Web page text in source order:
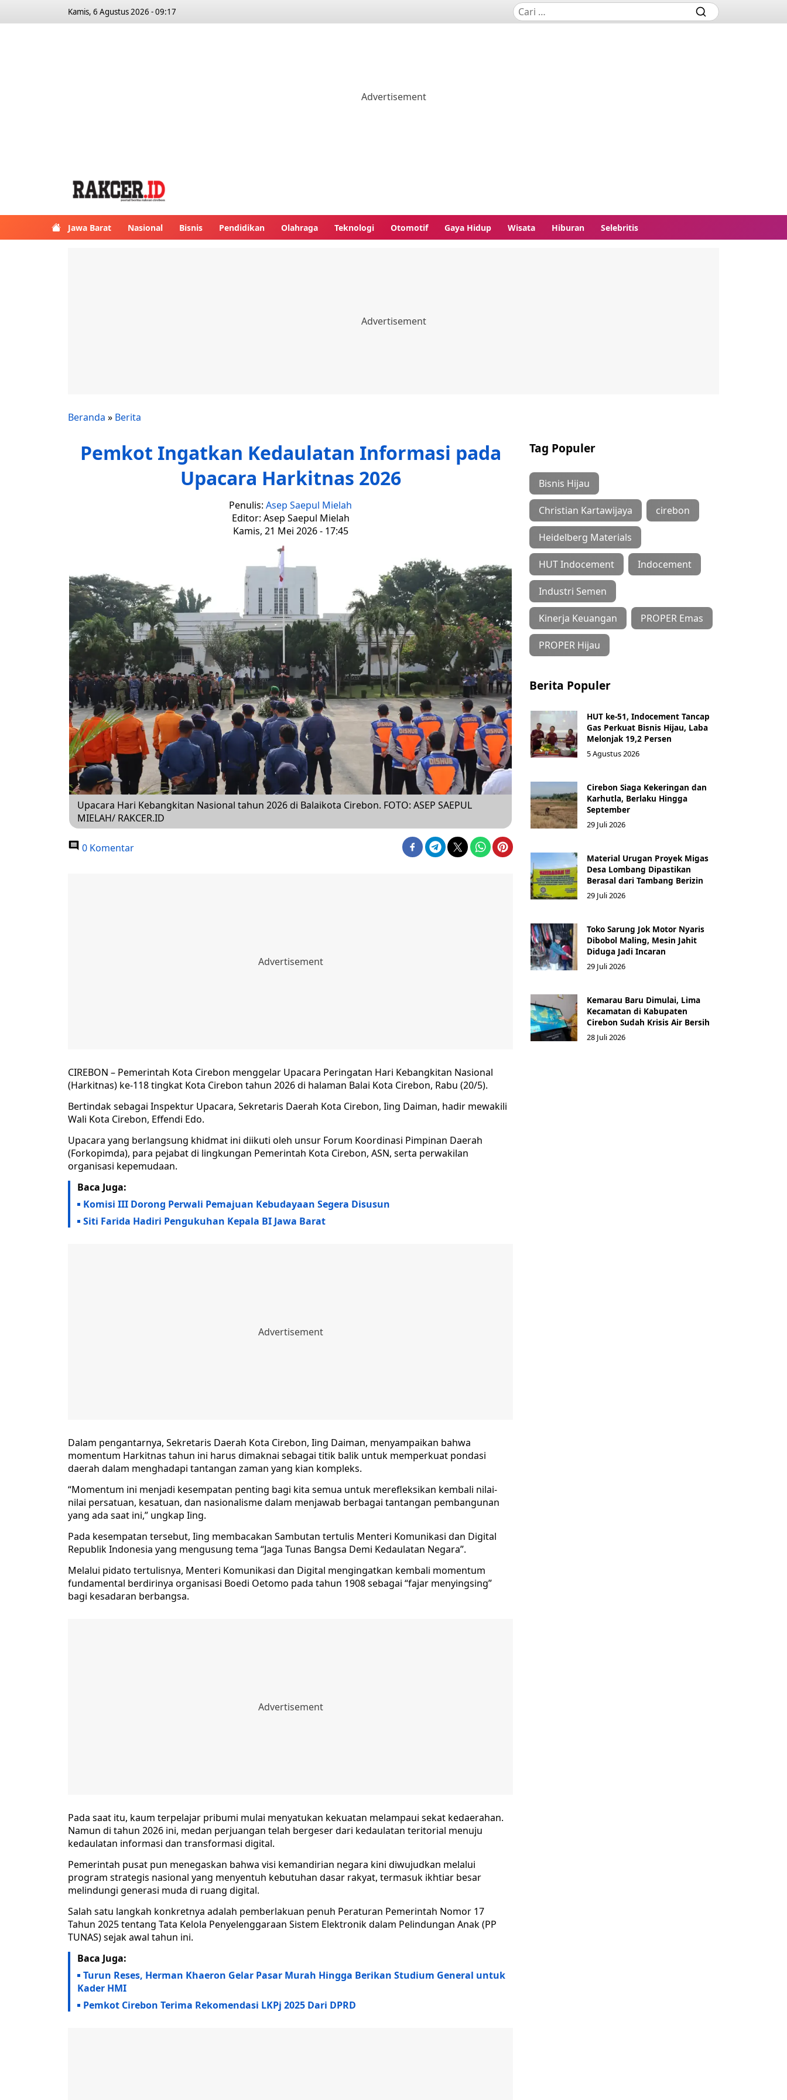
Kamis, 6 Agustus 2026 - 09:17
Jawa Barat Nasional Bisnis Pendidikan Olahraga Teknologi Otomotif Gaya Hidup Wisata Hiburan Selebritis
Beranda » Berita
Pemkot Ingatkan Kedaulatan Informasi pada
Upacara Harkitnas 2026
Penulis: Asep Saepul Mielah
Editor: Asep Saepul Mielah
Kamis, 21 Mei 2026 - 17:45
Upacara Hari Kebangkitan Nasional tahun 2026 di Balaikota Cirebon. FOTO: ASEP SAEPUL
MIELAH/ RAKCER.ID
0 Komentar
CIREBON – Pemerintah Kota Cirebon menggelar Upacara Peringatan Hari Kebangkitan Nasional
(Harkitnas) ke-118 tingkat Kota Cirebon tahun 2026 di halaman Balai Kota Cirebon, Rabu (20/5).
Bertindak sebagai Inspektur Upacara, Sekretaris Daerah Kota Cirebon, Iing Daiman, hadir mewakili
Wali Kota Cirebon, Effendi Edo.
Upacara yang berlangsung khidmat ini diikuti oleh unsur Forum Koordinasi Pimpinan Daerah
(Forkopimda), para pejabat di lingkungan Pemerintah Kota Cirebon, ASN, serta perwakilan
organisasi kepemudaan.
Baca Juga:
Komisi III Dorong Perwali Pemajuan Kebudayaan Segera Disusun
Siti Farida Hadiri Pengukuhan Kepala BI Jawa Barat
Dalam pengantarnya, Sekretaris Daerah Kota Cirebon, Iing Daiman, menyampaikan bahwa
momentum Harkitnas tahun ini harus dimaknai sebagai titik balik untuk memperkuat pondasi
daerah dalam menghadapi tantangan zaman yang kian kompleks.
“Momentum ini menjadi kesempatan penting bagi kita semua untuk merefleksikan kembali nilai-
nilai persatuan, kesatuan, dan nasionalisme dalam menjawab berbagai tantangan pembangunan
yang ada saat ini,” ungkap Iing.
Pada kesempatan tersebut, Iing membacakan Sambutan tertulis Menteri Komunikasi dan Digital
Republik Indonesia yang mengusung tema “Jaga Tunas Bangsa Demi Kedaulatan Negara”.
Melalui pidato tertulisnya, Menteri Komunikasi dan Digital mengingatkan kembali momentum
fundamental berdirinya organisasi Boedi Oetomo pada tahun 1908 sebagai “fajar menyingsing”
bagi kesadaran berbangsa.
Pada saat itu, kaum terpelajar pribumi mulai menyatukan kekuatan melampaui sekat kedaerahan.
Namun di tahun 2026 ini, medan perjuangan telah bergeser dari kedaulatan teritorial menuju
kedaulatan informasi dan transformasi digital.
Pemerintah pusat pun menegaskan bahwa visi kemandirian negara kini diwujudkan melalui
program strategis nasional yang menyentuh kebutuhan dasar rakyat, termasuk ikhtiar besar
melindungi generasi muda di ruang digital.
Salah satu langkah konkretnya adalah pemberlakuan penuh Peraturan Pemerintah Nomor 17
Tahun 2025 tentang Tata Kelola Penyelenggaraan Sistem Elektronik dalam Pelindungan Anak (PP
TUNAS) sejak awal tahun ini.
Baca Juga:
Turun Reses, Herman Khaeron Gelar Pasar Murah Hingga Berikan Studium General untuk
Kader HMI
Pemkot Cirebon Terima Rekomendasi LKPj 2025 Dari DPRD
Tag Populer
Bisnis Hijau
Christian Kartawijaya cirebon
Heidelberg Materials
HUT Indocement Indocement
Industri Semen
Kinerja Keuangan PROPER Emas
PROPER Hijau
Berita Populer
HUT ke-51, Indocement Tancap
Gas Perkuat Bisnis Hijau, Laba
Melonjak 19,2 Persen
5 Agustus 2026
Cirebon Siaga Kekeringan dan
Karhutla, Berlaku Hingga
September
29 Juli 2026
Material Urugan Proyek Migas
Desa Lombang Dipastikan
Berasal dari Tambang Berizin
29 Juli 2026
Toko Sarung Jok Motor Nyaris
Dibobol Maling, Mesin Jahit
Diduga Jadi Incaran
29 Juli 2026
Kemarau Baru Dimulai, Lima
Kecamatan di Kabupaten
Cirebon Sudah Krisis Air Bersih
28 Juli 2026